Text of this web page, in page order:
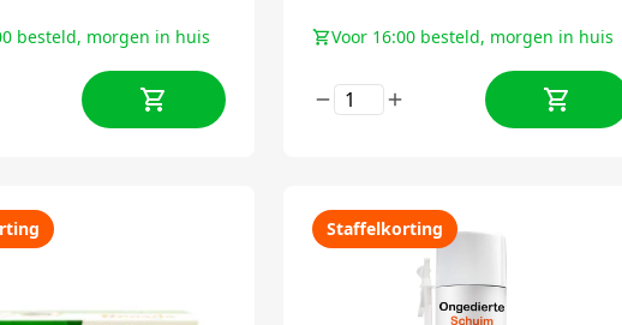
besteld, morgen in huis Voor 16:00 besteld, morgen in huis
Staffelkorting